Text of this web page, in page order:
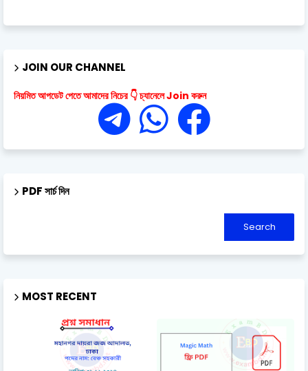
JOIN OUR CHANNEL
নিয়মিত আপডেট পেতে আমাদের নিচের 👇 চ্যানেলে Join করুন
PDF সার্চ দিন
MOST RECENT